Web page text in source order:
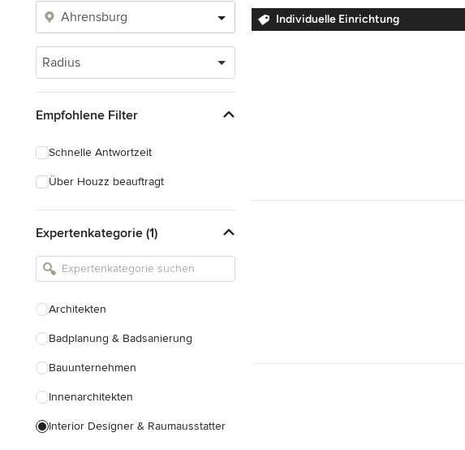
Radius
Empfohlene Filter
Schnelle Antwortzeit
Über Houzz beauftragt
Expertenkategorie (1)
Architekten
Badplanung & Badsanierung
Bauunternehmen
Innenarchitekten
Interior Designer & Raumausstatter
Individuelle Einrichtung